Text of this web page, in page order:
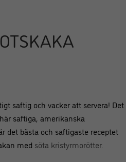
saftig och vacker att servera! Det
saftiga, amerikanska
det bästa och saftigaste receptet
med söta kristyrmorötter.